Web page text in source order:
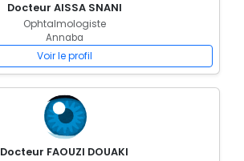
Docteur AISSA SNANI
Ophtalmologiste
Annaba
Voir le profil
Docteur FAOUZI DOUAKI